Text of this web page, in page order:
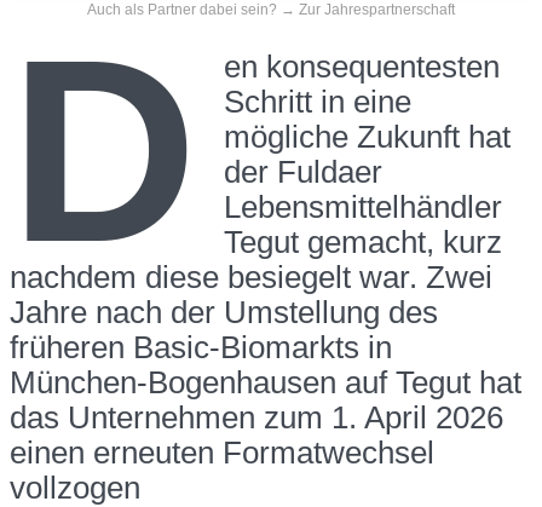
Auch als Partner dabei sein? → Zur Jahrespartnerschaft
D
en konsequentesten
Schritt in eine
mögliche Zukunft hat
der Fuldaer
Lebensmittelhändler
Tegut gemacht, kurz
nachdem diese besiegelt war. Zwei
Jahre nach der Umstellung des
früheren Basic-Biomarkts in
München-Bogenhausen auf Tegut hat
das Unternehmen zum 1. April 2026
einen erneuten Formatwechsel
vollzogen